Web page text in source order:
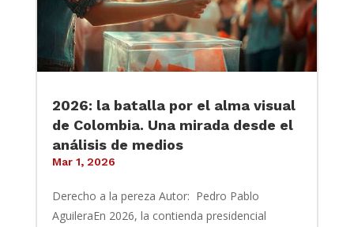
2026: la batalla por el alma visual
de Colombia. Una mirada desde el
análisis de medios
Mar 1, 2026
Derecho a la pereza Autor: Pedro Pablo
AguileraEn 2026, la contienda presidencial